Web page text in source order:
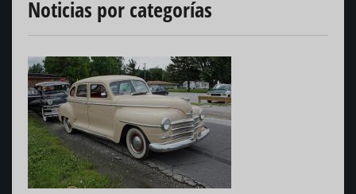
Noticias por categorías